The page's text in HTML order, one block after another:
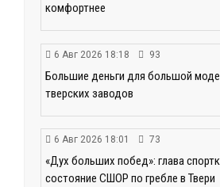
комфортнее
6 Авг 2026 18:18 93
Большие деньги для большой
тверских заводов
6 Авг 2026 18:01 73
«Дух больших побед»: глава
состояние СШОР по гребле в Твери